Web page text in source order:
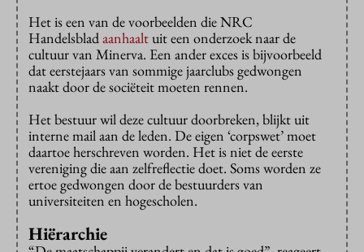
Het is een van de voorbeelden die NRC
Handelsbladaanhaaltuit een onderzoek naar de
cultuur van Minerva. Een ander exces is bijvoorbeeld
dat eerstejaars van sommige jaarclubs gedwongen
naakt door de sociëteit moeten rennen.
Het bestuur wil deze cultuur doorbreken, blijkt uit
interne mail aan de leden. De eigen ‘corpswet’ moet
daartoe herschreven worden. Het is niet de eerste
vereniging die aan zelfreflectie doet. Soms worden ze
ertoe gedwongen door de bestuurders van
universiteiten en hogescholen.
Hiërarchie